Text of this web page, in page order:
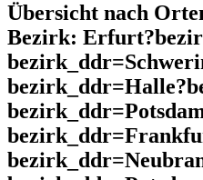
Übersicht nach
Bezirk: